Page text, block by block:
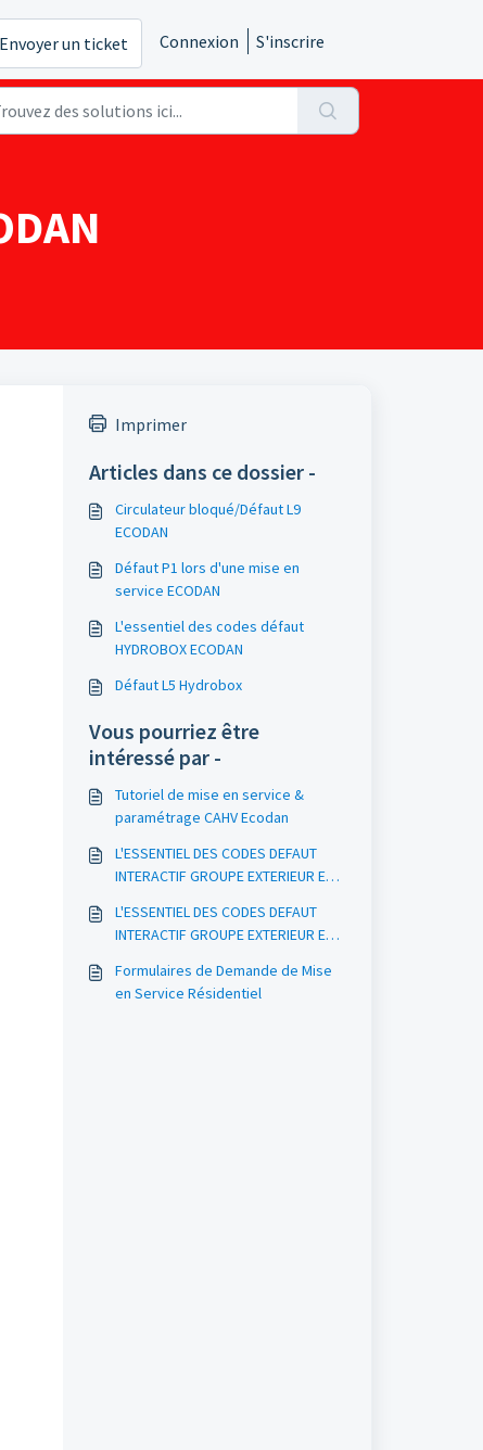
Envoyer un ticket Connexion S'inscrire
Imprimer
Articles dans ce dossier -
Circulateur bloqué/Défaut L9
ECODAN
Défaut P1 lors d'une mise en
service ECODAN
L'essentiel des codes défaut
HYDROBOX ECODAN
Défaut L5 Hydrobox
Vous pourriez être
intéressé par -
Tutoriel de mise en service &
paramétrage CAHV Ecodan
L'ESSENTIEL DES CODES DEFAUT
INTERACTIF GROUPE EXTERIEUR ET
EXTERIEUR ECODAN
L'ESSENTIEL DES CODES DEFAUT
INTERACTIF GROUPE EXTERIEUR ET
EXTERIEUR ECODAN
Formulaires de Demande de Mise
en Service Résidentiel